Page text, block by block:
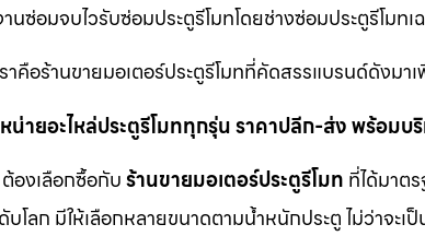
นซ่อมจบไวรับซ่อมประตูรีโมทโดยช่างซ่อมประตูรีโมท
คือร้านขายมอเตอร์ประตูรีโมทที่คัดสรรแบรนด์ดังมา
น่ายอะไหล่ประตูรีโมททุกรุ่น ราคาปลีก-ส่ง พร้อมบ
องเลือกซื้อกับร้านขายมอเตอร์ประตูรีโมท ที่ได้มาต
โลก มีให้เลือกหลายขนาดตามน้ำหนักประตู ไม่ว่าจะเ